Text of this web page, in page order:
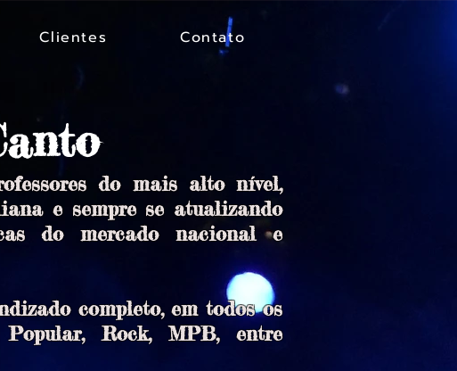
Clientes Contato
do mais alto nível,
e sempre se atualizando
do mercado nacional e
completo, em todos os
Rock, MPB, entre